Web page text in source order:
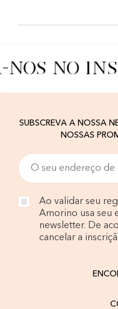
NOS NO
SUBSCREVA A NOSSA
NOSSAS
Ao validar seu
Amorino usa seu
newsletter. De
cancelar a